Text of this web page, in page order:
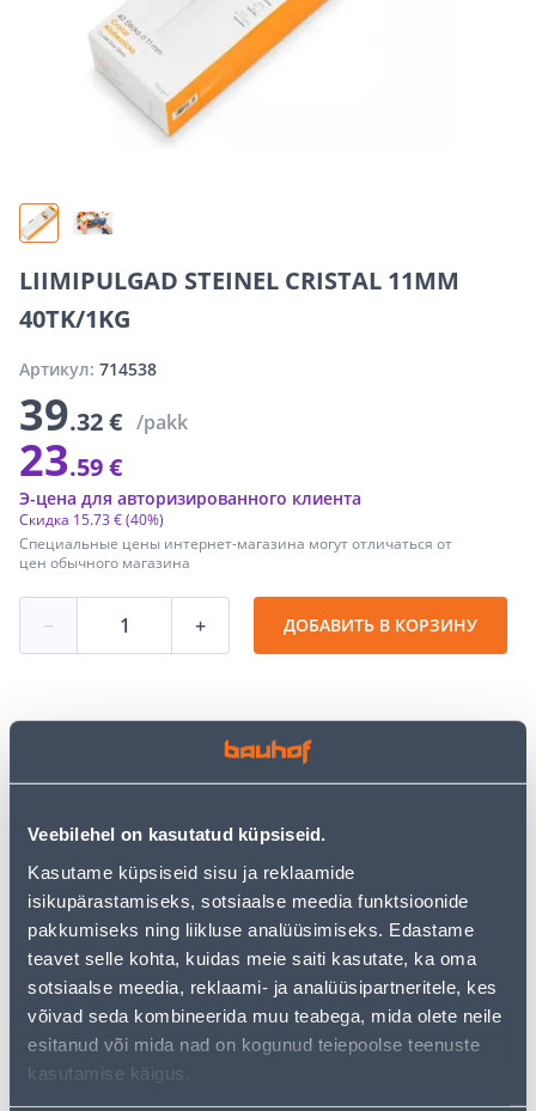
Veebilehel on kasutatud küpsiseid.
Kasutame küpsiseid sisu ja reklaamide
isikupärastamiseks, sotsiaalse meedia funktsioonide
pakkumiseks ning liikluse analüüsimiseks. Edastame
teavet selle kohta, kuidas meie saiti kasutate, ka oma
sotsiaalse meedia, reklaami- ja analüüsipartneritele, kes
võivad seda kombineerida muu teabega, mida olete neile
esitanud või mida nad on kogunud teiepoolse teenuste
kasutamise käigus.
LIIMIPULGAD STEINEL CRISTAL 11MM
40TK/1KG
Артикул: 714538
39.32 € /pakk
23.59 €
Специальные цены интернет-магазина могут отличаться от
цен обычного магазина
Скидка 15.73 €(40%)
Э-цена для авторизированного клиента
− + ДОБАВИТЬ В КОРЗИНУ
Посмотреть наличие
• Läbipaistvad liimipulgad.
• Läbimõõt on 11 mm ja pikkus 250 mm.
• Pakendis 40 tk.
• 14-päevane tagastusõigus.
Предполагаемая доставка 4,19 € от 2-5 tööpäeva
Посылочный автомат от 2,29 € с 2-5 tööpäeva
Забрать в магазине, с 10.08.2026